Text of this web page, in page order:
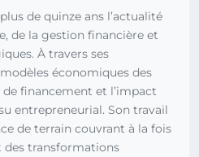
de quinze ans l’actualité
de la gestion financière et
À travers ses
économiques des
financement et l’impact
entrepreneurial. Son travail
de terrain couvrant à la fois
des transformations